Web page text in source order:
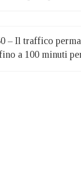
– Il traffico
a 100 minuti